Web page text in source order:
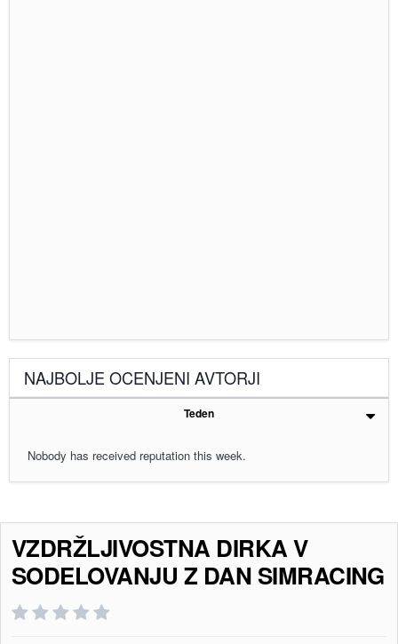
NAJBOLJE OCENJENI AVTORJI
Teden
Nobody has received reputation this week.
VZDRŽLJIVOSTNA DIRKA V
SODELOVANJU Z DAN SIMRACING